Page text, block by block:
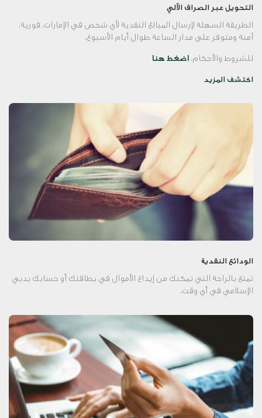
التحويل عبر الصراف الآلي
الطريقة السهلة لإرسال المبالغ النقدية لأي شخص في الإمارات. فورية،
آمنة ومتوفر على مدار الساعة طوال أيام الأسبوع.
للشروط والأحكام، اضغط هنا
اكتشف المزيد
الودائع النقدية
تمتع بالراحة التي تمكنك من إيداع الأموال في بطاقتك أو حسابك بدبي
الإسلامي في أي وقت.